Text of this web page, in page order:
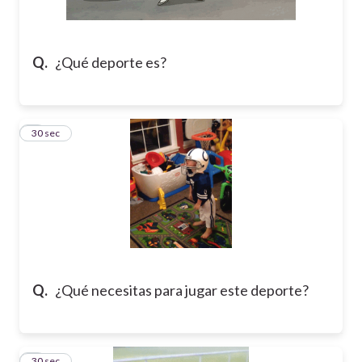
Q. ¿Qué deporte es?
Q. ¿Qué necesitas para jugar este deporte?
2
30 sec